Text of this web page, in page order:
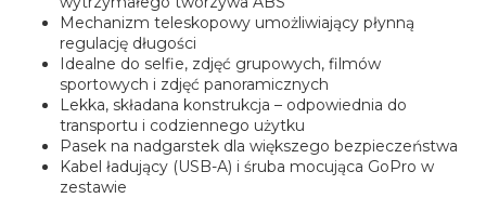
Mechanizm teleskopowy umożliwiający płynną
regulację długości
Idealne do selfie, zdjęć grupowych, filmów
sportowych i zdjęć panoramicznych
Lekka, składana konstrukcja – odpowiednia do
transportu i codziennego użytku
Pasek na nadgarstek dla większego bezpieczeństwa
Kabel ładujący (USB-A) i śruba mocująca GoPro w
zestawie